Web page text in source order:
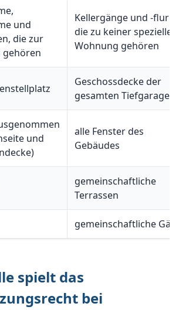
und
die zur
gehören
Kellergänge und -flure,
die zu keiner speziellen
Wohnung gehören
Geschossdecke der
gesamten Tiefgarage
und
alle Fenster des
Gebäudes
gemeinschaftliche
Terrassen
gemeinschaftliche
spielt das
bei